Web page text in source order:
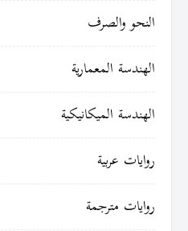
النحو والصرف
الهندسة المعمارية
الهندسة الميكانيكية
روايات عربية
روايات مترجمة